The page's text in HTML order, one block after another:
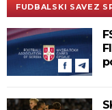
FUDBALSKI SAVEZ